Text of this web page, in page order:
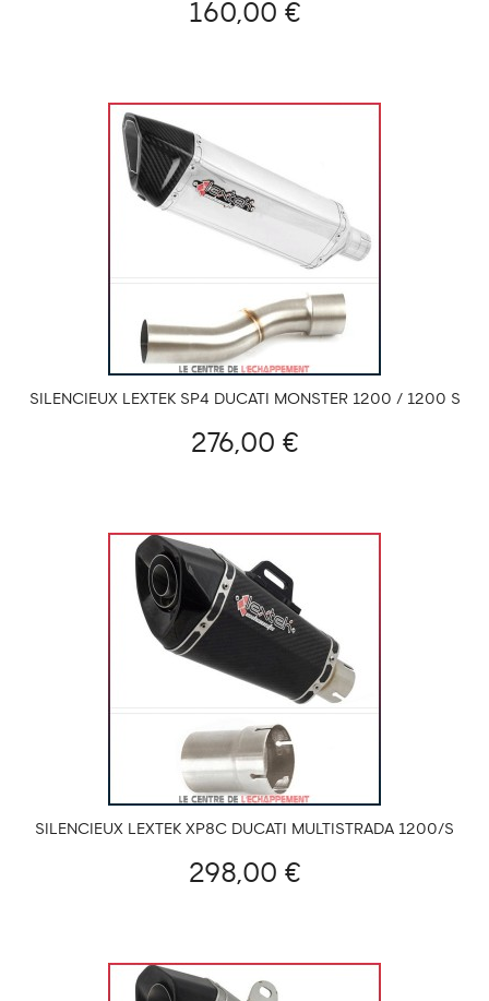
160,00 €
SILENCIEUX LEXTEK SP4 DUCATI MONSTER 1200 / 1200 S
276,00 €
SILENCIEUX LEXTEK XP8C DUCATI MULTISTRADA 1200/S
298,00 €